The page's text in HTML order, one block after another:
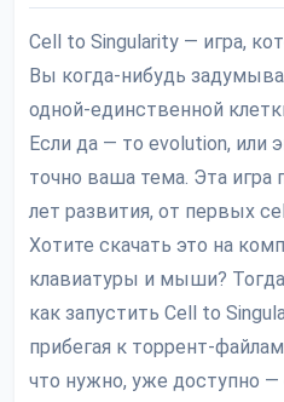
Cell to Singularity — игра,
Вы когда-нибудь
одной-единственной
Если да — то evolution, или
точно ваша тема. Эта
лет развития, от первых
Хотите скачать это на
клавиатуры и мыши?
как запустить Cell to
прибегая к торрент-
что нужно, уже доступно